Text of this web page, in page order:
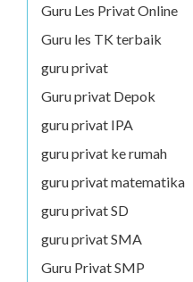
Guru Les Privat Online
Guru les TK terbaik
guru privat
Guru privat Depok
guru privat IPA
guru privat ke rumah
guru privat matematika
guru privat SD
guru privat SMA
Guru Privat SMP